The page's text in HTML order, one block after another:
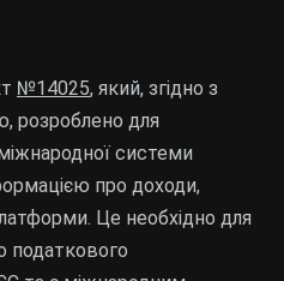
№14025, який, згідно з
розроблено для
системи
про доходи,
Це необхідно для
податкового